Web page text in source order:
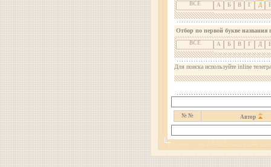
ВСЕ А Б В Г Д
Отбор по первой букве названия
ВСЕ А Б В Г Д
Для поиска используйте inline
№ № Автор